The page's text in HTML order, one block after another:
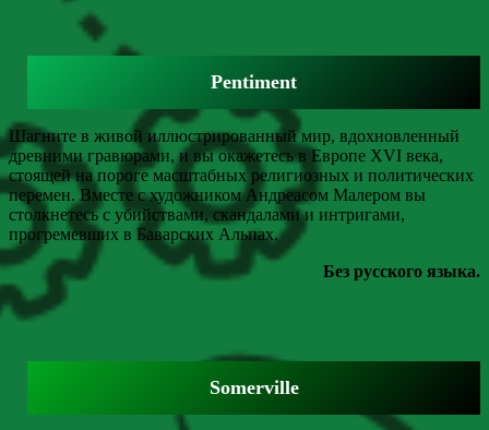
Pentiment
Шагните в живой иллюстрированный мир, вдохновленный
древними гравюрами, и вы окажетесь в Европе XVI века,
стоящей на пороге масштабных религиозных и политических
перемен. Вместе с художником Андреасом Малером вы
столкнетесь с убийствами, скандалами и интригами,
прогремевших в Баварских Альпах.
Без русского языка.
Somerville